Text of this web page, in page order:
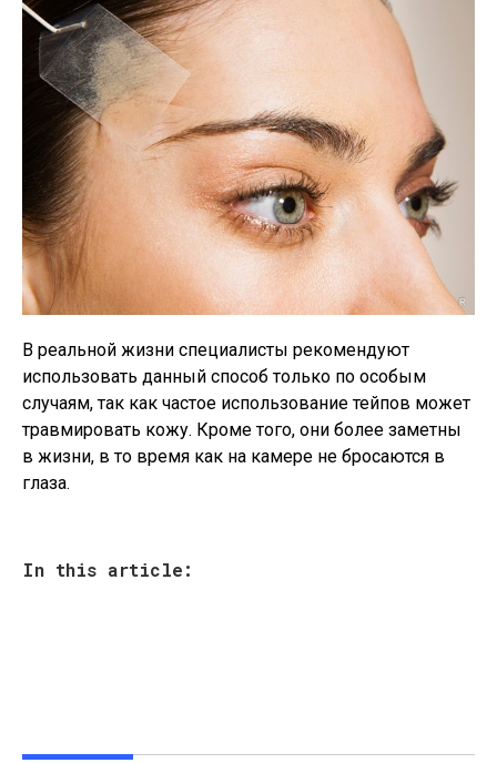
В реальной жизни специалисты рекомендуют
использовать данный способ только по особым
случаям, так как частое использование тейпов может
травмировать кожу. Кроме того, они более заметны
в жизни, в то время как на камере не бросаются в
глаза.
In this article: